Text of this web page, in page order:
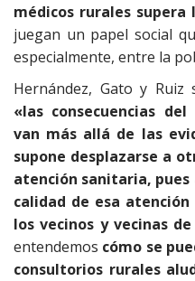
médicos rurales
juegan un papel social
especialmente, entre la
Hernández, Gato y
«las consecuencias
van más allá de las
supone desplazarse a
atención sanitaria,
calidad de esa
los vecinos y vecinas
entendemos cómo se
consultorios rurales